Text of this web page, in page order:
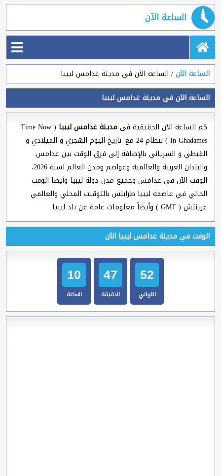
الساعة الآن
الساعة الآن الساعة الآن في مدينة غدامس ليبيا
الساعة الآن في مدينة غدامس ليبيا
كم الساعة الآن الحقيقية فيمدينة غدامس ليبيا
( Time Now
In Ghadames ) بنظام 24 مع تاريخ اليوم الهجري و الميلادي و
القبطي و السرياني بالإضافة إلى فرق الوقت بين غدامس
والبلدان العربية والعالمية وعواصم ومدن العالم لسنة 2026،
الوقت الآن في غدامس وجميع مدن دولة ليبيا وأيضا الوقت
الحالي في عاصمة ليبيا طرابلس بالتوقيت المحلي والعالمي
غرينتش ( GMT ) وأيضاً معلومات عامة عن بلد ليبيا.
الوقت في مدينة غدامس ليبيا الآن
10
الساعة
47
الدقيقة
53
الثواني